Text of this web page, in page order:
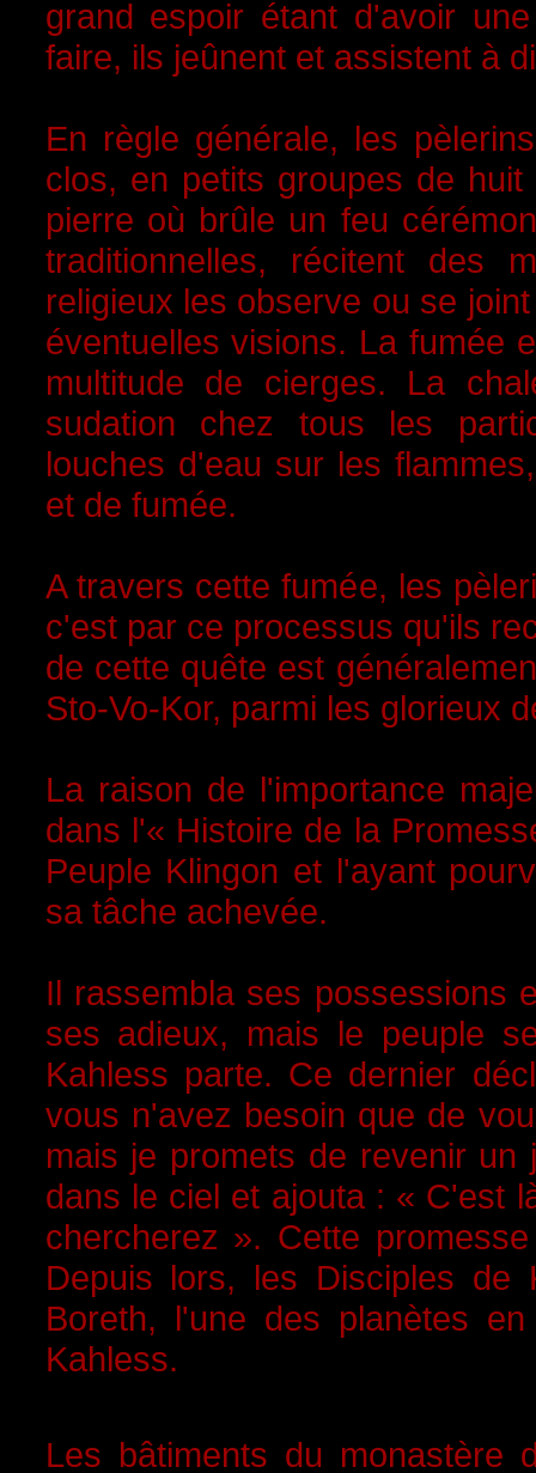
grand espoir étant d'avoir
faire, ils jeûnent et assistent à
En règle générale, les
clos, en petits groupes de
pierre où brûle un feu
traditionnelles, récitent des
religieux les observe ou se
éventuelles visions. La fumée
multitude de cierges. La
sudation chez tous les
louches d'eau sur les
et de fumée.
A travers cette fumée, les
c'est par ce processus qu'ils
de cette quête est
Sto-Vo-Kor, parmi les glorieux
La raison de l'importance
dans l'« Histoire de la
Peuple Klingon et l'ayant
sa tâche achevée.
Il rassembla ses possessions
ses adieux, mais le peuple
Kahless parte. Ce dernier
vous n'avez besoin que de
mais je promets de revenir
dans le ciel et ajouta : « C'est
chercherez ». Cette
Depuis lors, les Disciples de
Boreth, l'une des planètes
Kahless.
Les bâtiments du monastère